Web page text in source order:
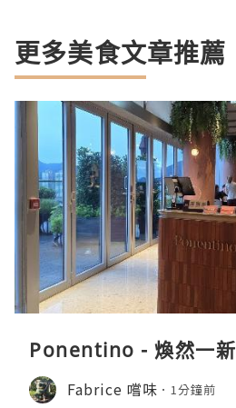
更多美食文章推薦
Ponentino - 煥然一新
Fabrice 嚐味 1分鐘前